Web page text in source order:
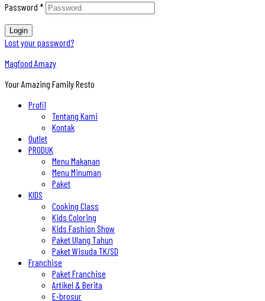
Password *
Login
Lost your password?
Magfood Amazy
Your Amazing Family Resto
Profil
Tentang Kami
Kontak
Outlet
PRODUK
Menu Makanan
Menu Minuman
Paket
KIDS
Cooking Class
Kids Coloring
Kids Fashion Show
Paket Ulang Tahun
Paket Wisuda TK/SD
Franchise
Paket Franchise
Artikel & Berita
E-brosur